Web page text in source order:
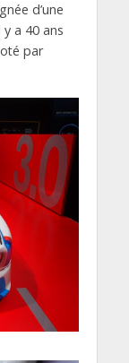
d’une
a 40 ans
par